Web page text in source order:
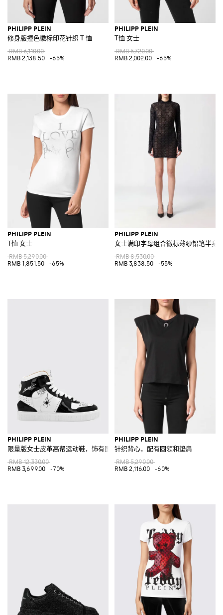
PHILIPP PLEIN
修身版撞色徽标印花针织 T 恤
RMB 6,110.00
RMB 2,138.50
-65%
PHILIPP PLEIN
T恤 女士
RMB 5,720.00
RMB 2,002.00
-65%
PHILIPP PLEIN
T恤 女士
RMB 5,290.00
RMB 1,851.50
-65%
PHILIPP PLEIN
女士满印字母组合徽标薄纱铅笔半身
RMB 8,530.00
RMB 3,838.50
-55%
PHILIPP PLEIN
限量版女士皮革高帮运动鞋，饰有图形印花
RMB 12,330.00
RMB 3,699.00
-70%
PHILIPP PLEIN
针织背心，配有圆领和垫肩
RMB 5,290.00
RMB 2,116.00
-60%